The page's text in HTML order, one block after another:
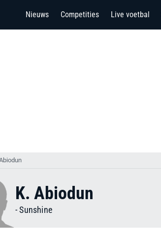
Nieuws Competities Live voetbal
K. Abiodun
-Sunshine